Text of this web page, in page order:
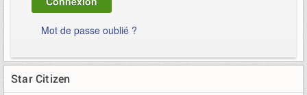
Mot de passe oublié ?
Star Citizen